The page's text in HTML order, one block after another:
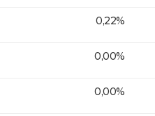
0,22%
0,00%
0,00%